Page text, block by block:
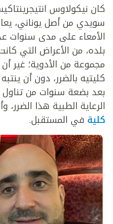
كان نيكولاوس
سويدي من أصل يوناني،
الأمعاء على مدى سنوات
بلده، من الأعراض التي
مجموعة من الأدوية؛ غير
كليتيه بالضرر، دون أن
بعد بضعة سنوات من
الرعاية الطبية هذا الضرر،
كلية في المستقبل.